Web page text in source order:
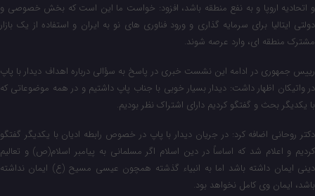
و اتحادیه اروپا و به نفع منطقه باشد، افزود: خواست ما این است که بخش خصوصی و
دولتی ایتالیا برای سرمایه گذاری و ورود فناوری های نو به ایران و استفاده از یک بازار
مشترک منطقه ای، وارد عرصه شوند.
رییس‌ جمهوری در ادامه این نشست خبری در پاسخ به سؤالی درباره اهداف دیدار با پاپ
در واتیکان اظهار داشت: دیدار بسیار خوبی با جناب پاپ داشتیم و در همه موضوعاتی که
با یکدیگر بحث و گفتگو کردیم دارای اشتراک نظر بودیم.
دکتر روحانی اضافه کرد: در جریان دیدار با پاپ در خصوص رابطه ادیان با یکدیگر گفتگو
کردیم و اعلام شد که اساساً در دین اسلام اگر مسلمانی به پیامبر اسلام(ص) و تعالیم
دینی ایمان داشته باشد اما به انبیاء گذشته همچون عیسی مسیح (ع) ایمان نداشته
باشد، ایمان وی کامل نخواهد بود.